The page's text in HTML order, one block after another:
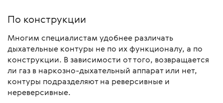
По конструкции
Многим специалистам удобнее различать
дыхательные контуры не по их функционалу, а по
конструкции. В зависимости от того, возвращается
ли газ в наркозно-дыхательный аппарат или нет,
контуры подразделяют на реверсивные и
нереверсивные.